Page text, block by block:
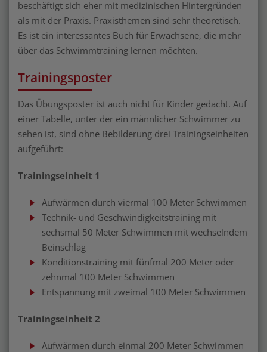
beschäftigt sich eher mit medizinischen Hintergründen
als mit der Praxis. Praxisthemen sind sehr theoretisch.
Es ist ein interessantes Buch für Erwachsene, die mehr
über das Schwimmtraining lernen möchten.
Trainingsposter
Das Übungsposter ist auch nicht für Kinder gedacht. Auf
einer Tabelle, unter der ein männlicher Schwimmer zu
sehen ist, sind ohne Bebilderung drei Trainingseinheiten
aufgeführt:
Trainingseinheit 1
Aufwärmen durch viermal 100 Meter Schwimmen
Technik- und Geschwindigkeitstraining mit
sechsmal 50 Meter Schwimmen mit wechselndem
Beinschlag
Konditionstraining mit fünfmal 200 Meter oder
zehnmal 100 Meter Schwimmen
Entspannung mit zweimal 100 Meter Schwimmen
Trainingseinheit 2
Aufwärmen durch einmal 200 Meter Schwimmen